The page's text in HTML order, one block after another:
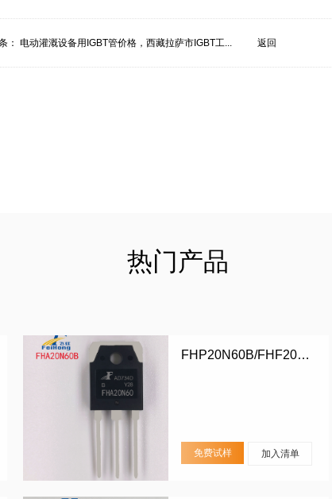
： 电动灌溉设备用IGBT管价格，西藏拉萨市IGBT工... 返回
热门产品
FHP20N60B/FHF20N60B/FHA20N60B
免费试样 加入清单